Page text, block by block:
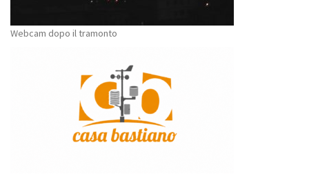
Webcam dopo il tramonto